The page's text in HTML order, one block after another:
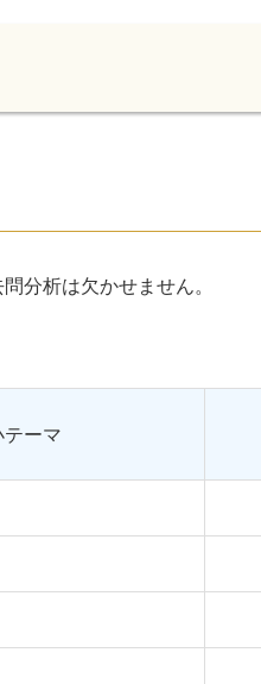
分析は欠かせません。
ーマ